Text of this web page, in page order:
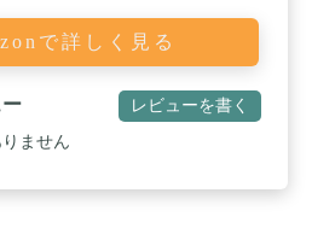
で詳しく見る
レビューを書く
ません